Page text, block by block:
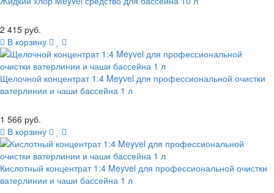
2 415 руб.
В корзину
Щелочной концентрат 1:4 Meyvel для профессиональной очистки
ватерлинии и чаши бассейна 1 л
1 566 руб.
В корзину
Кислотный концентрат 1:4 Meyvel для профессиональной очистки
ватерлинии и чаши бассейна 1 л